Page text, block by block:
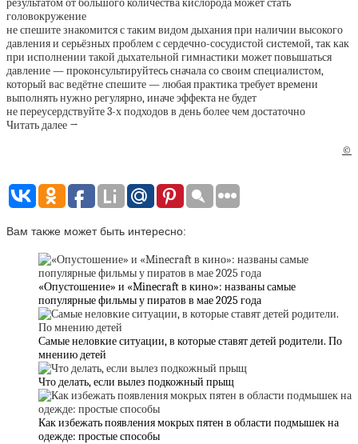
головокружение
не спешите знакомится с таким видом дыхания при наличии высокого
давления и серьёзных проблем с сердечно-сосудистой системой, так как
при исполнении такой дыхательной гимнастики может повышаться
давление — проконсультируйтесь сначала со своим специалистом,
который вас ведётне спешите — любая практика требует времени
выполнять нужно регулярно, иначе эффекта не будет
не переусердствуйте 3-х подходов в день более чем достаточно
Читать далее →
©
Вам также может быть интересно:
«Опустошение» и «Minecraft в кино»: названы самые
популярные фильмы у пиратов в мае 2025 года
Самые неловкие ситуации, в которые ставят детей родители. По
мнению детей
Что делать, если вылез подкожный прыщ
Как избежать появления мокрых пятен в области подмышек на
одежде: простые способы